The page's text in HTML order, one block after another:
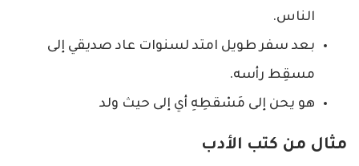
الناس.
بعد سفر طويل امتد لسنوات عاد صديقي إلى
مسقِط رأسه.
هو يحن إلى مَسْقطِهِ أي إلى حيث ولد
مثال من كتب الأدب